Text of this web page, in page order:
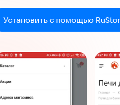
Установить с помощью